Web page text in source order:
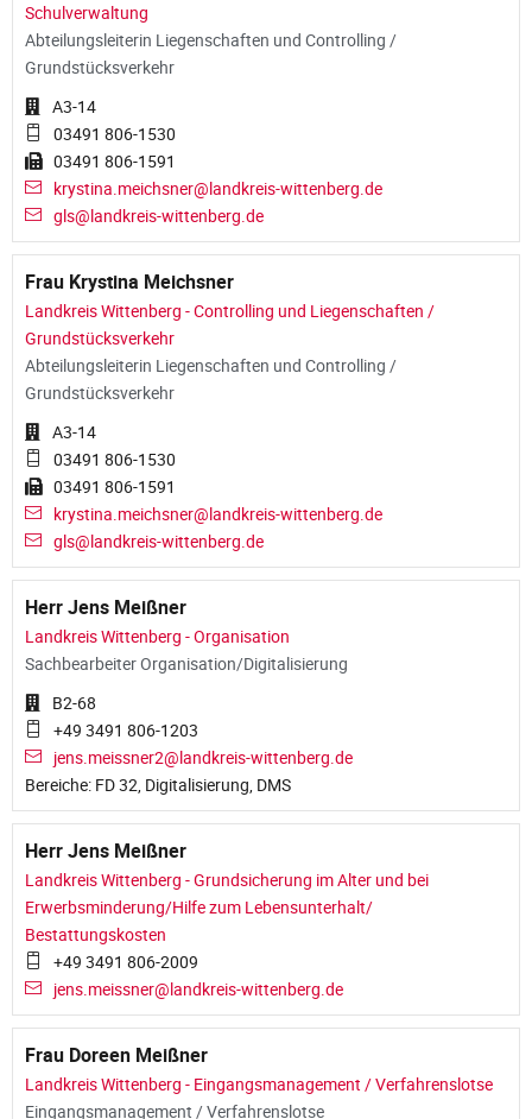
Schulverwaltung
Abteilungsleiterin Liegenschaften und Controlling /
Grundstücksverkehr
A3-14
03491 806-1530
03491 806-1591
krystina.meichsner@landkreis-wittenberg.de
gls@landkreis-wittenberg.de
Frau Krystina Meichsner
Landkreis Wittenberg - Controlling und Liegenschaften /
Grundstücksverkehr
Abteilungsleiterin Liegenschaften und Controlling /
Grundstücksverkehr
A3-14
03491 806-1530
03491 806-1591
krystina.meichsner@landkreis-wittenberg.de
gls@landkreis-wittenberg.de
Herr Jens Meißner
Landkreis Wittenberg - Organisation
Sachbearbeiter Organisation/Digitalisierung
B2-68
+49 3491 806-1203
jens.meissner2@landkreis-wittenberg.de
Bereiche: FD 32, Digitalisierung, DMS
Herr Jens Meißner
Landkreis Wittenberg - Grundsicherung im Alter und bei
Erwerbsminderung/Hilfe zum Lebensunterhalt/
Bestattungskosten
+49 3491 806-2009
jens.meissner@landkreis-wittenberg.de
Frau Doreen Meißner
Landkreis Wittenberg - Eingangsmanagement / Verfahrenslotse
Eingangsmanagement / Verfahrenslotse